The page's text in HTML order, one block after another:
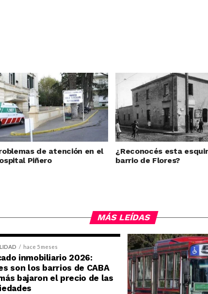
de atención en el
Piñero
¿Reconocés esta
barrio de Flores?
MÁS LEÍDAS
hace 5 meses
inmobiliario 2026:
son los barrios de CABA
bajaron el precio de las